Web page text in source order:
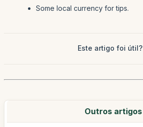
Some local currency for tips.
Este artigo foi útil?
Outros artigos